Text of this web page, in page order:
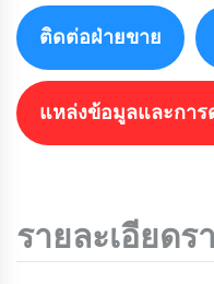
ติดต่อฝ่ายขาย
แหล่งข้อมูลและการ
รายละเอียดร